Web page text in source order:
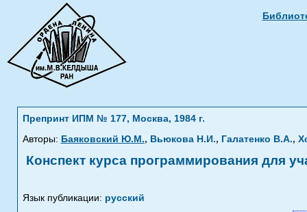
Препринт ИПМ № 177, Москва, 1984 г.
Авторы: Баяковский Ю.М., Вьюкова Н.И., Галатенко В.А.,
Конспект курса программирования для
Язык публикации: русский